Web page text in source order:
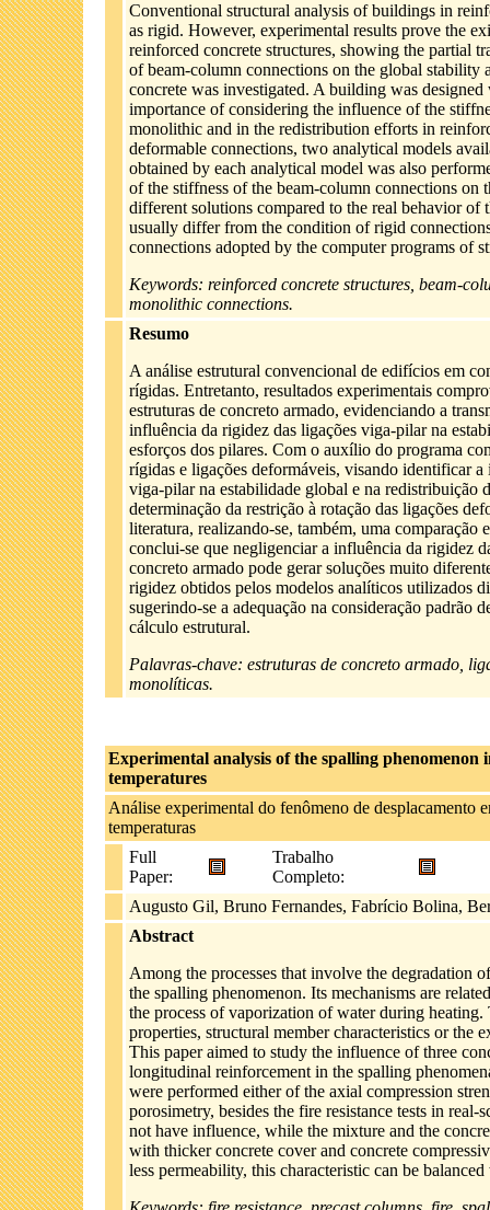
Conventional structural analysis of buildings in
as rigid. However, experimental results prove the
reinforced concrete structures, showing the partial
of beam-column connections on the global
concrete was investigated. A building was
importance of considering the influence of the
monolithic and in the redistribution efforts in
deformable connections, two analytical models
obtained by each analytical model was also
of the stiffness of the beam-column connections
different solutions compared to the real behavior
usually differ from the condition of rigid
connections adopted by the computer programs of
Keywords: reinforced concrete structures, beam-
monolithic connections.
Resumo
A análise estrutural convencional de edifícios em
rígidas. Entretanto, resultados experimentais
estruturas de concreto armado, evidenciando a
influência da rigidez das ligações viga-pilar na
esforços dos pilares. Com o auxílio do programa
rígidas e ligações deformáveis, visando identificar
viga-pilar na estabilidade global e na redistribuição
determinação da restrição à rotação das ligações
literatura, realizando-se, também, uma comparação
conclui-se que negligenciar a influência da rigidez
concreto armado pode gerar soluções muito
rigidez obtidos pelos modelos analíticos utilizados
sugerindo-se a adequação na consideração padrão
cálculo estrutural.
Palavras-chave: estruturas de concreto armado,
monolíticas.
Experimental analysis of the spalling phenomenon
temperatures
Análise experimental do fenômeno de desplacamento
temperaturas
Full
Paper:
Trabalho
Completo:
Augusto Gil, Bruno Fernandes, Fabrício Bolina,
Abstract
Among the processes that involve the degradation
the spalling phenomenon. Its mechanisms are
the process of vaporization of water during
properties, structural member characteristics or the
This paper aimed to study the influence of three
longitudinal reinforcement in the spalling
were performed either of the axial compression
porosimetry, besides the fire resistance tests in
not have influence, while the mixture and the
with thicker concrete cover and concrete
less permeability, this characteristic can be